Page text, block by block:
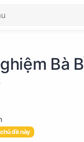
Bà
đề này